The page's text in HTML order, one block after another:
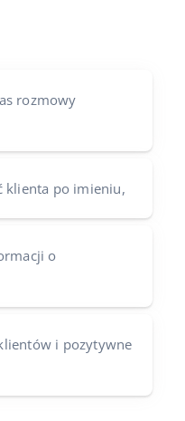
rozmowy
klienta po imieniu,
o
i pozytywne